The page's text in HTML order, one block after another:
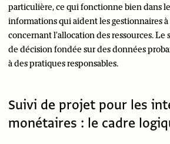
particulière, ce qui fonctionne bien dans
informations qui aident les gestionnaires
concernant l'allocation des ressources.
de décision fondée sur des données
à des pratiques responsables.
Suivi de projet pour les
monétaires : le cadre